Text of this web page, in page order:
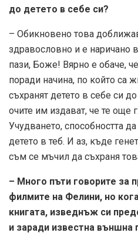
до детето в себе си?
– Обикновено това
здравословно и е наричано
пази, Боже! Вярно е обаче,
поради начина, по който са
съхранят детето в себе си
очите им издават, че те още
Учудването, способността
детето в теб. И аз, къде
съм се мъчил да съхраня
– Много пъти говорите за
филмите на Фелини, но
книгата, изведнъж си
и заради известна външна